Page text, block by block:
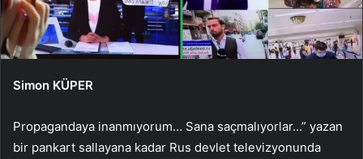
Simon KÜPER
Propagandaya inanmıyorum… Sana saçmalıyorlar…” yazan
bir pankart sallayana kadar Rus devlet televizyonunda